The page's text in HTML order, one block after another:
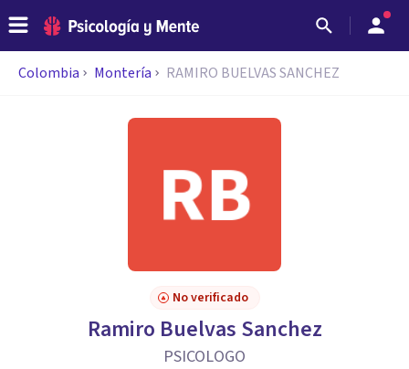
Colombia Montería RAMIRO BUELVAS SANCHEZ
No verificado
Ramiro Buelvas Sanchez
PSICOLOGO